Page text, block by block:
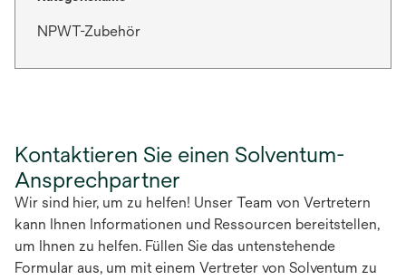
NPWT-Zubehör
Kontaktieren Sie einen Solventum-
Ansprechpartner
Wir sind hier, um zu helfen! Unser Team von Vertretern
kann Ihnen Informationen und Ressourcen bereitstellen,
um Ihnen zu helfen. Füllen Sie das untenstehende
Formular aus, um mit einem Vertreter von Solventum zu